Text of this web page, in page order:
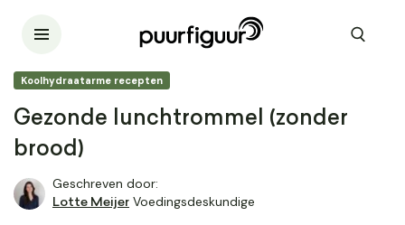
Koolhydraatarme recepten
Gezonde lunchtrommel (zonder
brood)
Geschreven door:
Lotte Meijer Voedingsdeskundige